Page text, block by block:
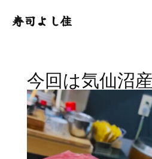
寿司よし佳
今回は気仙沼